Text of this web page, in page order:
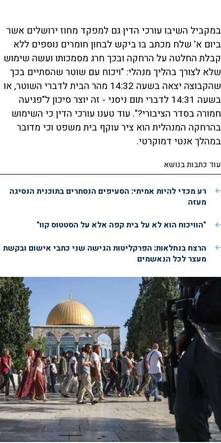
במקביל השיבו עורכי הדין גם למפקד מחוז ירושלים אשר
ביום א' שלח מכתב בו ביקש לבחון חומרים נוספים ללא
קבלת החלטה על הרחקה ובכך חרג מסמכותו ועשה שימוש
שלא לצורך בהליך מנהלי: "ויכוח עם שוטר שהסתיים בכך
שהקבוצה יצאה בשעה 14:32 מהר הבית לדברי השוטר, או
בשעה 14:31 לדברי תום ניסני - זה יוצר סיכון ל"פגיעה
חמורה בסדר הציבורי?". עוד טענו עורכי הדין כי השימוש
בהרחקה המנהלית הוא ציר עוקף בית משפט וכי מדובר
במהלך אנטי דמוקרטי.
עוד כתבות בנושא
רע מכדי להיות אמיתי: הסעיפים הנסתרים בתוכנית הנסיגה
מעזה
"הוויכוח הוא לא על בית קפה אלא על הסטטוס קוו"
הרצח בנחלאות: הפרקליטות הגישה שני כתבי אישום ובקשת
מעצר לכל הנאשמים